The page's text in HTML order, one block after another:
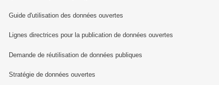
Guide d'utilisation des données ouvertes
Lignes directrices pour la publication de données ouvertes
Demande de réutilisation de données publiques
Stratégie de données ouvertes